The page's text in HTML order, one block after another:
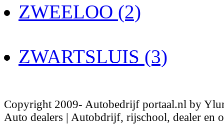
ZWEELOO (2)
ZWARTSLUIS (3)
Copyright 2009- Autobedrijf portaal.nl by
Auto dealers | Autobdrijf, rijschool, dealer en